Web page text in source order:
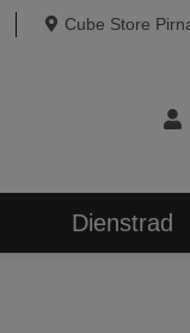
Cube Store
Dienstrad